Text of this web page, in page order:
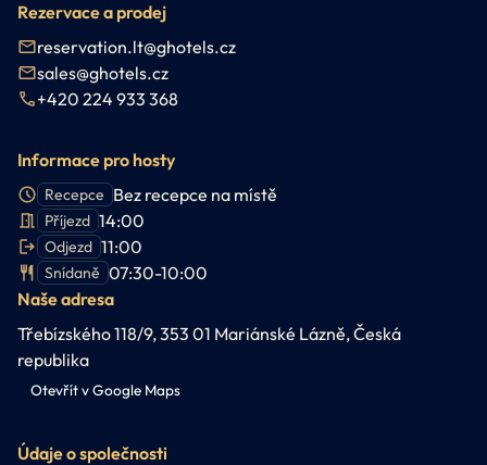
Rezervace a prodej
reservation.lt@ghotels.cz
sales@ghotels.cz
+420 224 933 368
Informace pro hosty
Recepce Bez recepce na místě
Příjezd 14:00
Odjezd 11:00
Snídaně 07:30-10:00
Naše adresa
Třebízského 118/9, 353 01 Mariánské Lázně, Česká
republika
Otevřít v Google Maps
Údaje o společnosti